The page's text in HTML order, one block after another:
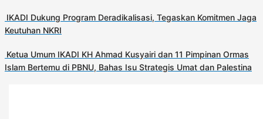
IKADI Dukung Program Deradikalisasi, Tegaskan Komitmen Jaga
Keutuhan NKRI
Ketua Umum IKADI KH Ahmad Kusyairi dan 11 Pimpinan Ormas
Islam Bertemu di PBNU, Bahas Isu Strategis Umat dan Palestina